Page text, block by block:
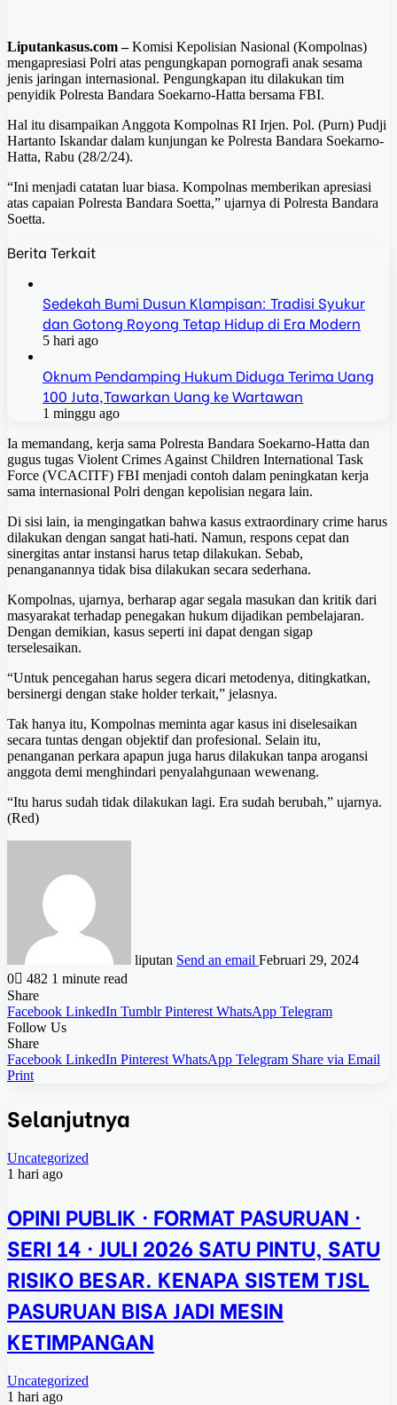
Liputankasus.com –Komisi Kepolisian Nasional (Kompolnas)
mengapresiasi Polri atas pengungkapan pornografi anak sesama
jenis jaringan internasional. Pengungkapan itu dilakukan tim
penyidik Polresta Bandara Soekarno-Hatta bersama FBI.
Hal itu disampaikan Anggota Kompolnas RI Irjen. Pol. (Purn) Pudji
Hartanto Iskandar dalam kunjungan ke Polresta Bandara Soekarno-
Hatta, Rabu (28/2/24).
“Ini menjadi catatan luar biasa. Kompolnas memberikan apresiasi
atas capaian Polresta Bandara Soetta,” ujarnya di Polresta Bandara
Soetta.
Berita Terkait
Sedekah Bumi Dusun Klampisan: Tradisi Syukur
dan Gotong Royong Tetap Hidup di Era Modern
5 hari ago
Oknum Pendamping Hukum Diduga Terima Uang
100 Juta,Tawarkan Uang ke Wartawan
1 minggu ago
Ia memandang, kerja sama Polresta Bandara Soekarno-Hatta dan
gugus tugas Violent Crimes Against Children International Task
Force (VCACITF) FBI menjadi contoh dalam peningkatan kerja
sama internasional Polri dengan kepolisian negara lain.
Di sisi lain, ia mengingatkan bahwa kasus extraordinary crime harus
dilakukan dengan sangat hati-hati. Namun, respons cepat dan
sinergitas antar instansi harus tetap dilakukan. Sebab,
penanganannya tidak bisa dilakukan secara sederhana.
Kompolnas, ujarnya, berharap agar segala masukan dan kritik dari
masyarakat terhadap penegakan hukum dijadikan pembelajaran.
Dengan demikian, kasus seperti ini dapat dengan sigap
terselesaikan.
“Untuk pencegahan harus segera dicari metodenya, ditingkatkan,
bersinergi dengan stake holder terkait,” jelasnya.
Tak hanya itu, Kompolnas meminta agar kasus ini diselesaikan
secara tuntas dengan objektif dan profesional. Selain itu,
penanganan perkara apapun juga harus dilakukan tanpa arogansi
anggota demi menghindari penyalahgunaan wewenang.
“Itu harus sudah tidak dilakukan lagi. Era sudah berubah,” ujarnya.
(Red)
liputan Send an email Februari 29, 2024
0
482 1 minute read
Share
Facebook LinkedIn Tumblr Pinterest WhatsApp Telegram
Follow Us
Share
Facebook LinkedIn Pinterest WhatsApp Telegram Share via Email
Print
Selanjutnya
Uncategorized
1 hari ago
OPINI PUBLIK · FORMAT PASURUAN ·
SERI 14 · JULI 2026 SATU PINTU, SATU
RISIKO BESAR. KENAPA SISTEM TJSL
PASURUAN BISA JADI MESIN
KETIMPANGAN
Uncategorized
1 hari ago